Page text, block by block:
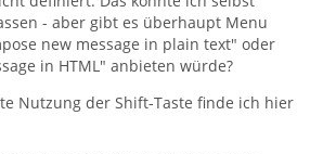
- aber gibt es überhaupt Menu
new message in plain text" oder
in HTML" anbieten würde?
Nutzung der Shift-Taste finde ich hier